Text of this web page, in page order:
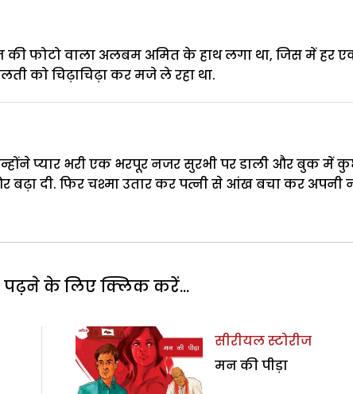
फोटो वाला अलबम अमित के हाथ लगा था, जिस में हर
को चिढ़ाचिढ़ा कर मजे ले रहा था.
प्यार भरी एक भरपूर नजर सुरभी पर डाली और बुक में
दी. फिर चश्मा उतार कर पत्नी से आंख बचा कर अपनी
पढ़ने के लिए क्लिक करें...
सीरीयल स्टोरीज
मन की पीड़ा